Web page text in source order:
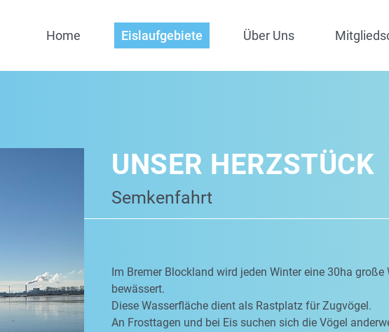
Home Eislaufgebiete Über Uns
UNSER HERZSTÜCK
Semkenfahrt
Im Bremer Blockland wird jeden Winter eine 30ha große
bewässert.
Diese Wasserfläche dient als Rastplatz für Zugvögel.
An Frosttagen und bei Eis suchen sich die Vögel